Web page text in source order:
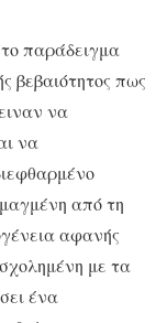
παράδειγμα
βεβαιότητος πως
να
να
από τη
αφανής
με τα
ένα